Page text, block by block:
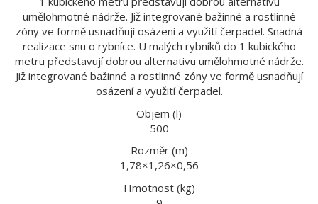
umělohmotné nádrže. Již integrované bažinné a rostlinné
zóny ve formě usnadňují osázení a využití čerpadel. Snadná
realizace snu o rybníce. U malých rybníků do 1 kubického
metru představují dobrou alternativu umělohmotné nádrže.
Již integrované bažinné a rostlinné zóny ve formě usnadňují
osázení a využití čerpadel.
Objem (l)
500
Rozměr (m)
1,78×1,26×0,56
Hmotnost (kg)